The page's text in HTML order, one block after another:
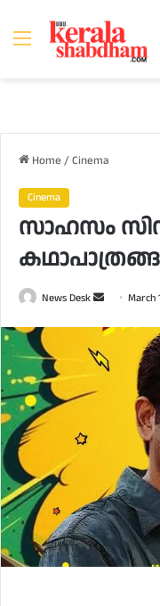
Menu
Home /Cinema
Cinema
സാഹസം
News Desk
Send
email
March